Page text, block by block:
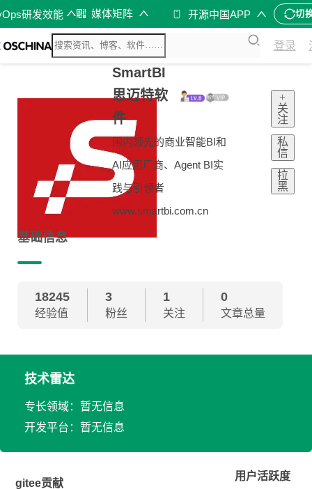
研发效能 媒体矩阵 开源中国APP 切
登录
SmartBI
思迈特软
件
国内领先的商业智能BI和
AI应用厂商、Agent BI实
践与引领者
www.smartbi.com.cn
+
关
注
私
信
拉
黑
基础信息
18245
经验值
3
粉丝
1
关注
0
文章总量
技术雷达
专长领域：暂无信息
开发平台：暂无信息
gitee贡献
用户活跃度